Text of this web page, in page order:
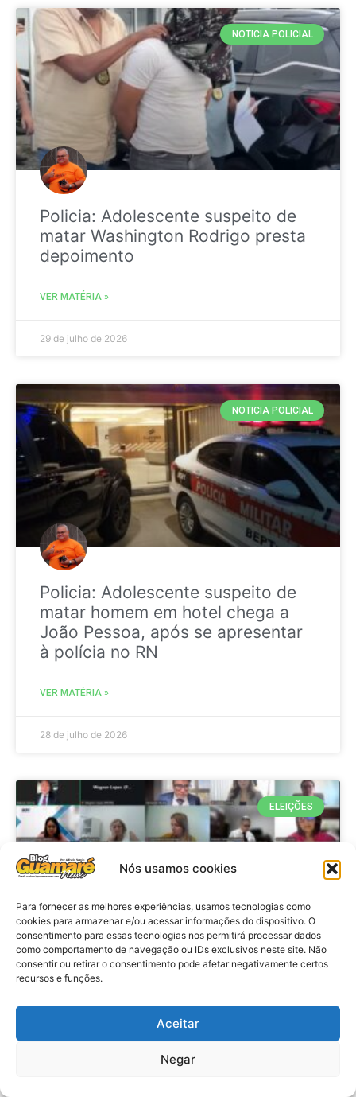
Nós usamos cookies
Para fornecer as melhores experiências, usamos tecnologias como
cookies para armazenar e/ou acessar informações do dispositivo. O
consentimento para essas tecnologias nos permitirá processar dados
como comportamento de navegação ou IDs exclusivos neste site. Não
consentir ou retirar o consentimento pode afetar negativamente certos
recursos e funções.
Aceitar
Negar
NOTICIA POLICIAL
Policia: Adolescente suspeito de
matar Washington Rodrigo presta
depoimento
VER MATÉRIA »
29 de julho de 2026
NOTICIA POLICIAL
Policia: Adolescente suspeito de
matar homem em hotel chega a
João Pessoa, após se apresentar
à polícia no RN
VER MATÉRIA »
28 de julho de 2026
ELEIÇÕES
Eleições 2026: procuradores e
promotores eleitorais realizam
reunião de alinhamento no RN